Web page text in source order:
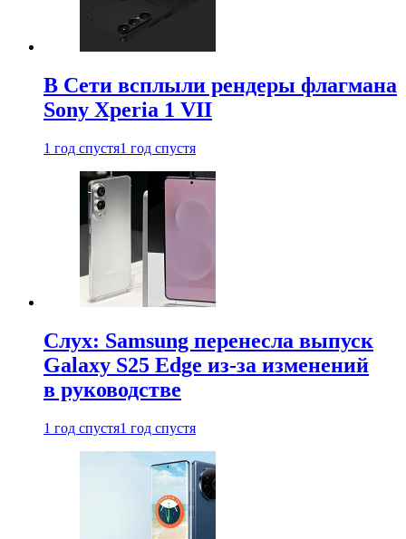
В Сети всплыли рендеры флагмана
Sony Xperia 1 VII
1 год спустя1 год спустя
Слух: Samsung перенесла выпуск
Galaxy S25 Edge из-за изменений
в руководстве
1 год спустя1 год спустя